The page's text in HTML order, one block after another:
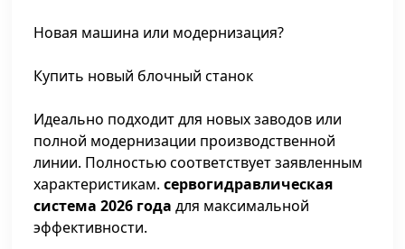
Новая машина или модернизация?
Купить новый блочный станок
Идеально подходит для новых заводов или
полной модернизации производственной
линии. Полностью соответствует заявленным
характеристикам.сервогидравлическая
система 2026 года для максимальной
эффективности.